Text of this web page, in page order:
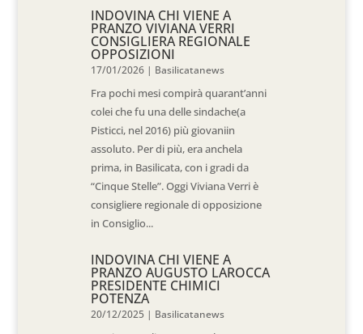
INDOVINA CHI VIENE A
PRANZO VIVIANA VERRI
CONSIGLIERA REGIONALE
OPPOSIZIONI
17/01/2026 | Basilicatanews
Fra pochi mesi compirà quarant’anni
colei che fu una delle sindache(a
Pisticci, nel 2016) più giovaniin
assoluto. Per di più, era anchela
prima, in Basilicata, con i gradi da
“Cinque Stelle”. Oggi Viviana Verri è
consigliere regionale di opposizione
in Consiglio...
INDOVINA CHI VIENE A
PRANZO AUGUSTO LAROCCA
PRESIDENTE CHIMICI
POTENZA
20/12/2025 | Basilicatanews